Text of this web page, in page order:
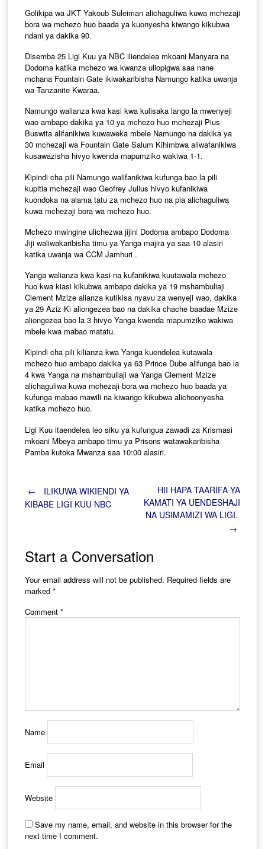
Golikipa wa JKT Yakoub Suleiman alichaguliwa kuwa mchezaji
bora wa mchezo huo baada ya kuonyesha kiwango kikubwa
ndani ya dakika 90.
Disemba 25 Ligi Kuu ya NBC iliendelea mkoani Manyara na
Dodoma katika mchezo wa kwanza uliopigwa saa nane
mchana Fountain Gate ikiwakaribisha Namungo katika uwanja
wa Tanzanite Kwaraa.
Namungo walianza kwa kasi kwa kulisaka lango la mwenyeji
wao ambapo dakika ya 10 ya mchezo huo mchezaji Pius
Buswita alifanikiwa kuwaweka mbele Namungo na dakika ya
30 mchezaji wa Fountain Gate Salum Kihimbwa aliwafanikiwa
kusawazisha hivyo kwenda mapumziko wakiwa 1-1.
Kipindi cha pili Namungo walifanikiwa kufunga bao la pili
kupitia mchezaji wao Geofrey Julius hivyo kufanikiwa
kuondoka na alama tatu za mchezo huo na pia alichaguliwa
kuwa mchezaji bora wa mchezo huo.
Mchezo mwingine ulichezwa jijini Dodoma ambapo Dodoma
Jiji waliwakaribisha timu ya Yanga majira ya saa 10 alasiri
katika uwanja wa CCM Jamhuri .
Yanga walianza kwa kasi na kufanikiwa kuutawala mchezo
huo kwa kiasi kikubwa ambapo dakika ya 19 mshambuliaji
Clement Mzize alianza kutikisa nyavu za wenyeji wao, dakika
ya 29 Aziz Ki aliongezea bao na dakika chache baadae Mzize
aliongezea bao la 3 hivyo Yanga kwenda mapumziko wakiwa
mbele kwa mabao matatu.
Kipindi cha pili kilianza kwa Yanga kuendelea kutawala
mchezo huo ambapo dakika ya 63 Prince Dube alifunga bao la
4 kwa Yanga na mshambuliaji wa Yanga Clement Mzize
alichaguliwa kuwa mchezaji bora wa mchezo huo baada ya
kufunga mabao mawili na kiwango kikubwa alichoonyesha
katika mchezo huo.
Ligi Kuu itaendelea leo siku ya kufungua zawadi za Krismasi
mkoani Mbeya ambapo timu ya Prisons watawakaribisha
Pamba kutoka Mwanza saa 10:00 alasiri.
Post
←
ILIKUWA WIKIENDI YA
KIBABE LIGI KUU NBC
HII HAPA TAARIFA YA
KAMATI YA UENDESHAJI
NA USIMAMIZI WA LIGI.
→
Start a Conversation
Your email address will not be published. Required fields are
marked *
Comment *
Name
Email
Website
Save my name, email, and website in this browser for the
next time I comment.